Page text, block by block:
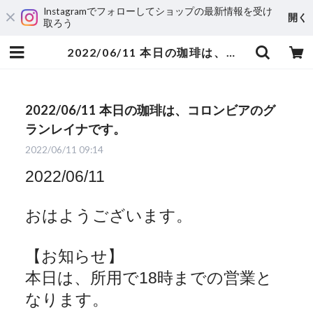
Instagramでフォローしてショップの最新情報を受け
取ろう
開く
2022/06/11 本日の珈琲は、コロンビアのグランレイナです。 | 自家焙煎珈琲 ハルノ珈琲
2022/06/11 本日の珈琲は、コロンビアのグ
ランレイナです。
2022/06/11 09:14
2022/06/11
おはようございます。
【お知らせ】
本日は、所用で18時までの営業と
なります。